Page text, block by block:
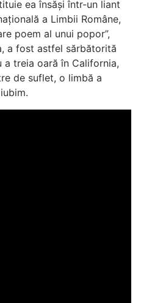
ea însăși într-un liant
a Limbii Române,
poem al unui popor”,
a fost astfel sărbătorită
a treia oară în California,
de suflet, o limbă a